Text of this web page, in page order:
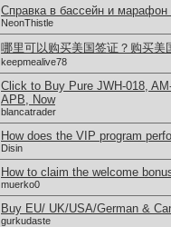
Справка в бассейн и
NeonThistle
哪里可以购买美国签证？购买美
keepmealive78
Click to Buy Pure JWH-018,
APB, Now
blancatrader
How does the VIP program
Disin
How to claim the welcome
muerko0
Buy EU/ UK/USA/German &
gurkudaste